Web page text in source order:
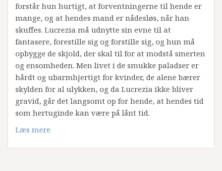
forstår hun hurtigt, at forventningerne til hende er
mange, og at hendes mand er nådesløs, når han
skuffes. Lucrezia må udnytte sin evne til at
fantasere, forestille sig og forstille sig, og hun må
opbygge de skjold, der skal til for at modstå smerten
og ensomheden. Men livet i de smukke paladser er
hårdt og ubarmhjertigt for kvinder, de alene bærer
skylden for al ulykken, og da Lucrezia ikke bliver
gravid, går det langsomt op for hende, at hendes tid
som hertuginde kan være på lånt tid.
Læs mere